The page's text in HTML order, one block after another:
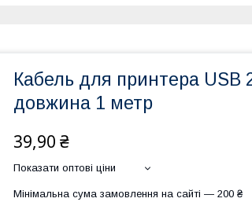
Кабель для принтера USB
довжина 1 метр
39,90 ₴
Показати оптові ціни
Мінімальна сума замовлення на сайті — 200 ₴